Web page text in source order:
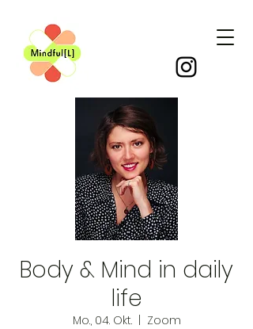
Body & Mind in daily
life
Mo., 04. Okt.
  |
Zoom